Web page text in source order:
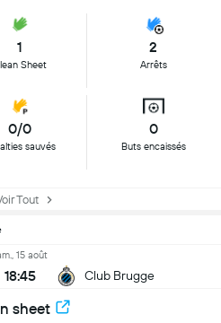
1
Sheet
2
Arrêts
0/0
sauvés
0
Buts encaissés
Tout
15 août
18:45 Club Brugge
sheet